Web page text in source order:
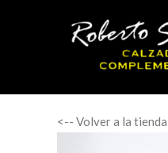
<-- Volver a la tienda